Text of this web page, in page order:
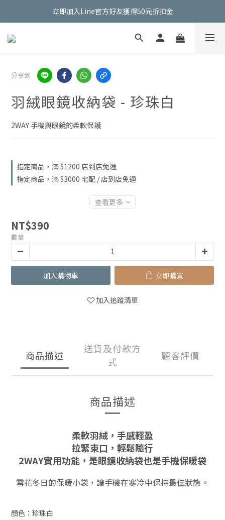
立即加入Line官方好友獲得50元折扣金
立即加入Line官方好友獲得50元折扣金
新加入會員輸入【EYEGLAD50】即可享50元購物金
分享到
羽絨眼鏡收納袋 - 珍珠白
2WAY 手機與眼鏡的柔軟保護
指定商品，滿 $1200 店到店免運
指定商品，滿 $3000 宅配 / 店到店免運
查看更多
NT$390
數量
加入購物車 立即購買
加入追蹤清單
商品描述
送貨及付款方
式
顧客評價
商品描述
柔軟羽絨，手感輕盈
拉緊束口，輕鬆隨行
2WAY實用功能，是眼鏡收納袋也是手機保暖袋
雪花冬日的保暖小袋， 讓手機在寒冷中保持最佳狀態。
顏色：珍珠白